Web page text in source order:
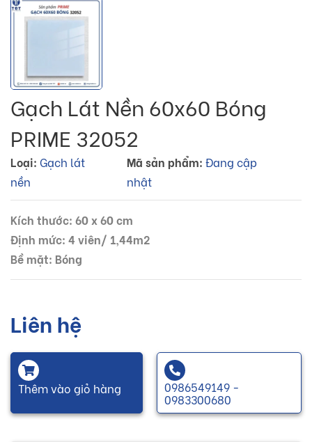
Gạch Lát Nền 60x60 Bóng
PRIME 32052
Loại: Gạch lát
nền
Mã sản phẩm: Đang cập
nhật
Kích thước: 60 x 60 cm
Định mức: 4 viên/ 1,44m2
Bề mặt: Bóng
Liên hệ
Thêm vào giỏ hàng 0986549149 -
0983300680